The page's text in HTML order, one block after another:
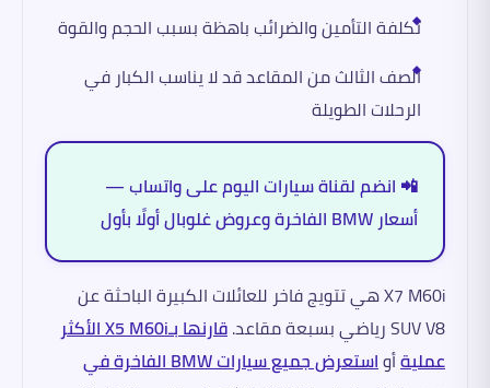
تكلفة التأمين والضرائب باهظة بسبب الحجم والقوة
الصف الثالث من المقاعد قد لا يناسب الكبار في
الرحلات الطويلة
📲 انضم لقناة سيارات اليوم على واتساب —
أسعار BMW الفاخرة وعروض غلوبال أولًا بأول
X7 M60i هي تتويج فاخر للعائلات الكبيرة الباحثة عن
SUV V8 رياضي بسبعة مقاعد.
قارنها بـX5 M60i الأكثر
عمليةأو
استعرض جميع سيارات BMW الفاخرة في